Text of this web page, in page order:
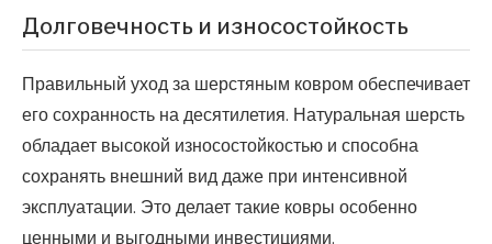
Долговечность и износостойкость
Правильный уход за шерстяным ковром обеспечивает
его сохранность на десятилетия. Натуральная шерсть
обладает высокой износостойкостью и способна
сохранять внешний вид даже при интенсивной
эксплуатации. Это делает такие ковры особенно
ценными и выгодными инвестициями.